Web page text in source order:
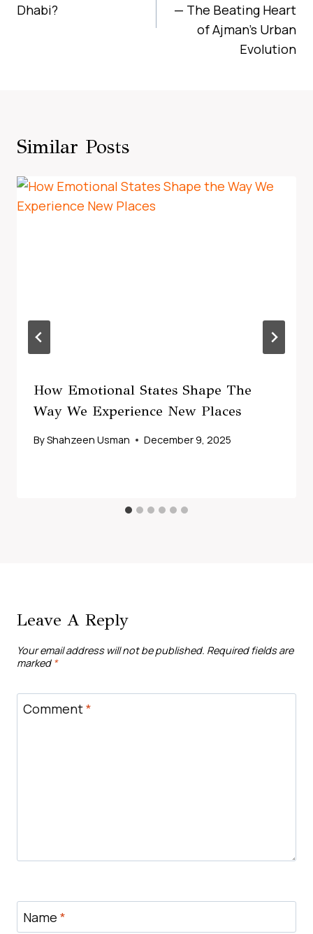
Dhabi?
— The Beating Heart
of Ajman’s Urban
Evolution
Similar Posts
How Emotional States Shape The
Way We Experience New Places
ByShahzeen Usman December 9, 2025
Leave A Reply
Your email address will not be published. Required fields are
marked *
Comment*
Name *